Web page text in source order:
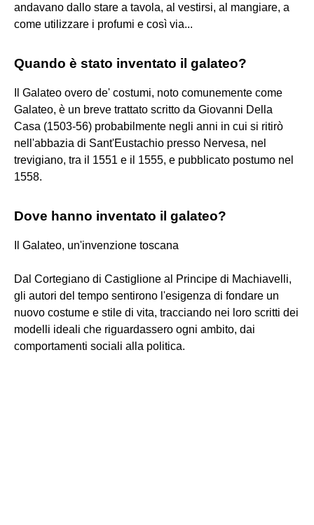
andavano dallo stare a tavola, al vestirsi, al mangiare, a
come utilizzare i profumi e così via...
Quando è stato inventato il galateo?
Il Galateo overo de' costumi, noto comunemente come
Galateo, è un breve trattato scritto da Giovanni Della
Casa (1503-56) probabilmente negli anni in cui si ritirò
nell'abbazia di Sant'Eustachio presso Nervesa, nel
trevigiano, tra il 1551 e il 1555, e pubblicato postumo nel
1558.
Dove hanno inventato il galateo?
Il Galateo, un'invenzione toscana
Dal Cortegiano di Castiglione al Principe di Machiavelli,
gli autori del tempo sentirono l'esigenza di fondare un
nuovo costume e stile di vita, tracciando nei loro scritti dei
modelli ideali che riguardassero ogni ambito, dai
comportamenti sociali alla politica.